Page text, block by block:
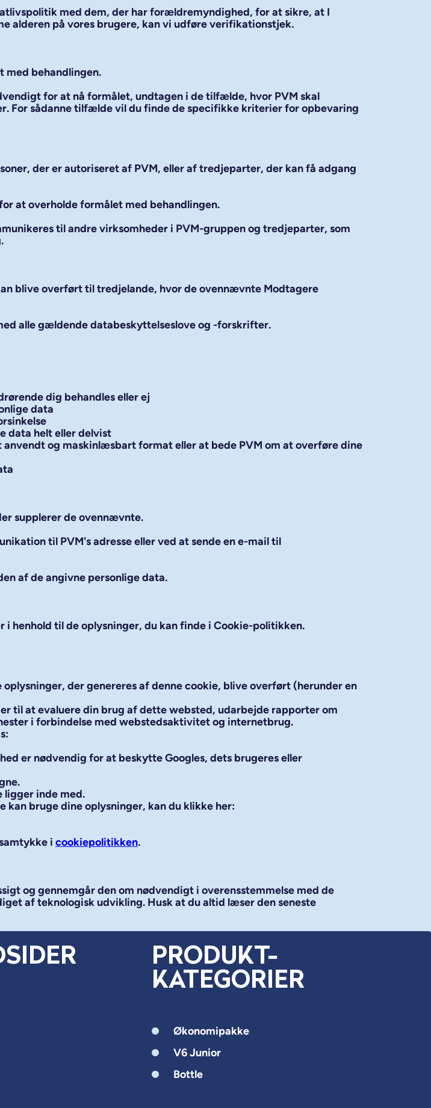
med dem, der har forældremyndighed, for at sikre, at I
alderen på vores brugere, kan vi udføre verifikationstjek.
behandlingen.
for at nå formålet, undtagen i de tilfælde, hvor PVM skal
For sådanne tilfælde vil du finde de specifikke kriterier for opbevaring
der er autoriseret af PVM, eller af tredjeparter, der kan få adgang
at overholde formålet med behandlingen.
til andre virksomheder i PVM-gruppen og tredjeparter, som
blive overført til tredjelande, hvor de ovennævnte Modtagere
alle gældende databeskyttelseslove og -forskrifter.
dig behandles eller ej
data
data helt eller delvist
og maskinlæsbart format eller at bede PVM om at overføre dine
supplerer de ovennævnte.
til PVM's adresse eller ved at sende en e-mail til
af de angivne personlige data.
henhold til de oplysninger, du kan finde i Cookie-politikken.
der genereres af denne cookie, blive overført (herunder en
til at evaluere din brug af dette websted, udarbejde rapporter om
i forbindelse med webstedsaktivitet og internetbrug.
er nødvendig for at beskytte Googles, dets brugeres eller
ligger inde med.
kan bruge dine oplysninger, kan du klikke her:
i cookiepolitikken.
og gennemgår den om nødvendigt i overensstemmelse med de
af teknologisk udvikling. Husk at du altid læser den seneste
PRODUKT-
KATEGORIER
Økonomipakke
V6 Junior
Bottle